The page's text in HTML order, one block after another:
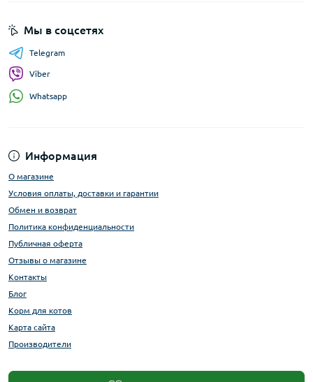
Информация
О магазине
Условия оплаты, доставки и гарантии
Обмен и возврат
Политика конфиденциальности
Публичная оферта
Отзывы о магазине
Контакты
Блог
Корм для котов
Карта сайта
Производители
Мы в соцсетях
Telegram
Viber
Whatsapp